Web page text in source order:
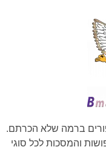
ברמה שלא הכרתם.
והמסכות לכל סוגי